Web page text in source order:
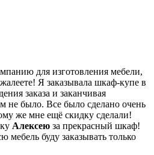
для изготовления мебели,
Я заказывала шкаф-купе в
заказа и заканчивая
не было. Все было сделано очень
же мне ещё скидку сделали!
Алексею за прекрасный шкаф!
мебель буду заказывать только